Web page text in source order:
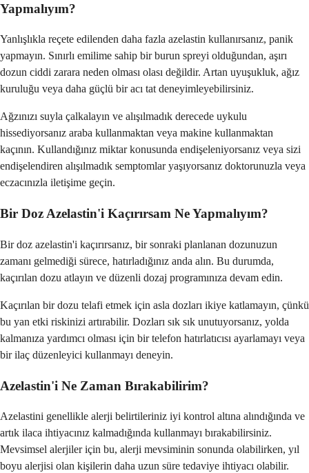
Yapmalıyım?
Yanlışlıkla reçete edilenden daha fazla azelastin kullanırsanız, panik
yapmayın. Sınırlı emilime sahip bir burun spreyi olduğundan, aşırı
dozun ciddi zarara neden olması olası değildir. Artan uyuşukluk, ağız
kuruluğu veya daha güçlü bir acı tat deneyimleyebilirsiniz.
Ağzınızı suyla çalkalayın ve alışılmadık derecede uykulu
hissediyorsanız araba kullanmaktan veya makine kullanmaktan
kaçının. Kullandığınız miktar konusunda endişeleniyorsanız veya sizi
endişelendiren alışılmadık semptomlar yaşıyorsanız doktorunuzla veya
eczacınızla iletişime geçin.
Bir Doz Azelastin'i Kaçırırsam Ne Yapmalıyım?
Bir doz azelastin'i kaçırırsanız, bir sonraki planlanan dozunuzun
zamanı gelmediği sürece, hatırladığınız anda alın. Bu durumda,
kaçırılan dozu atlayın ve düzenli dozaj programınıza devam edin.
Kaçırılan bir dozu telafi etmek için asla dozları ikiye katlamayın, çünkü
bu yan etki riskinizi artırabilir. Dozları sık sık unutuyorsanız, yolda
kalmanıza yardımcı olması için bir telefon hatırlatıcısı ayarlamayı veya
bir ilaç düzenleyici kullanmayı deneyin.
Azelastin'i Ne Zaman Bırakabilirim?
Azelastini genellikle alerji belirtileriniz iyi kontrol altına alındığında ve
artık ilaca ihtiyacınız kalmadığında kullanmayı bırakabilirsiniz.
Mevsimsel alerjiler için bu, alerji mevsiminin sonunda olabilirken, yıl
boyu alerjisi olan kişilerin daha uzun süre tedaviye ihtiyacı olabilir.